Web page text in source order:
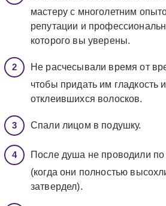
мастеру с многолетним
репутации и
которого вы уверены.
Не расчесывали время от
чтобы придать им гладкость
отклеившихся волосков.
Спали лицом в подушку.
После душа не проводили по
(когда они полностью
затвердел).